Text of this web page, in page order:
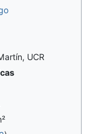
UCR